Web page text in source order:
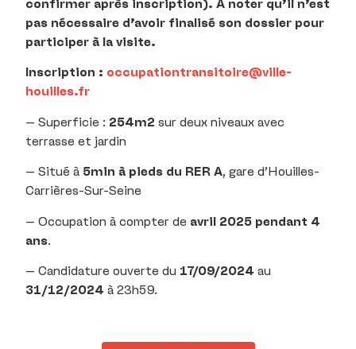
confirmer après inscription). À noter qu’il n’est
pas nécessaire d’avoir finalisé son dossier pour
participer à la visite.
Inscription : occupationtransitoire@ville-
houilles.fr
– Superficie : 254m2 sur deux niveaux avec
terrasse et jardin
– Situé à 5min à pieds du RER A, gare d’Houilles-
Carrières-Sur-Seine
– Occupation à compter de avril 2025 pendant 4
ans.
– Candidature ouverte du 17/09/2024 au
31/12/2024 à 23h59.